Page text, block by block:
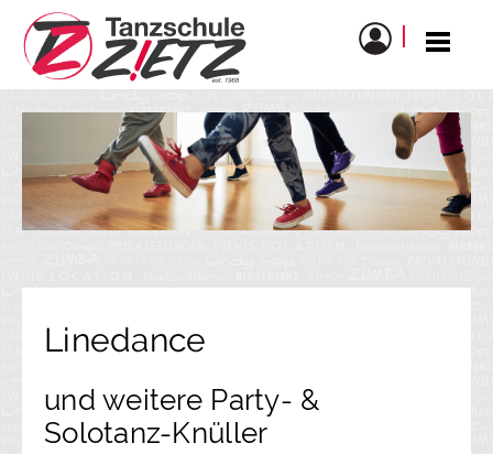
Linedance
und weitere Party- &
Solotanz-Knüller